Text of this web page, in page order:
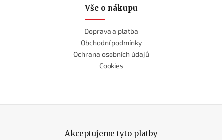
Vše o nákupu
Doprava a platba
Obchodní podmínky
Ochrana osobních údajů
Cookies
Akceptujeme tyto platby